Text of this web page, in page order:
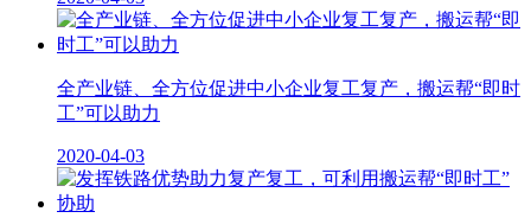
全产业链、全方位促进中小企业复工复产，搬运帮“即时
工”可以助力
2020-04-03